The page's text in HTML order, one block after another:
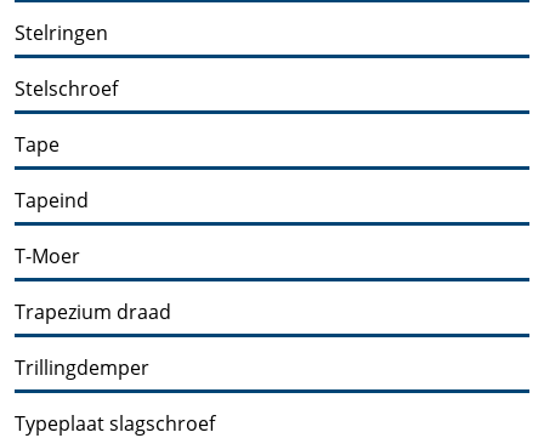
Stelringen
Stelschroef
Tape
Tapeind
T-Moer
Trapezium draad
Trillingdemper
Typeplaat slagschroef